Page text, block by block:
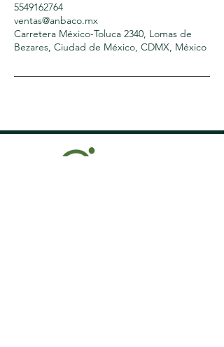
5549162764
ventas@anbaco.mx
Carretera México-Toluca 2340, Lomas de
Bezares, Ciudad de México, CDMX, México